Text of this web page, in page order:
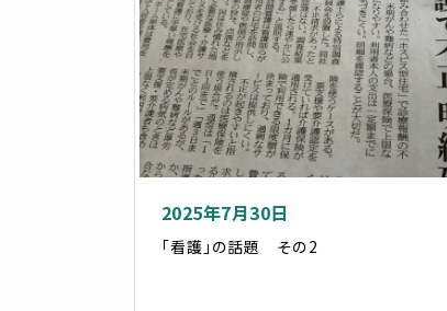
2025年7月30日
「看護」の話題 その2